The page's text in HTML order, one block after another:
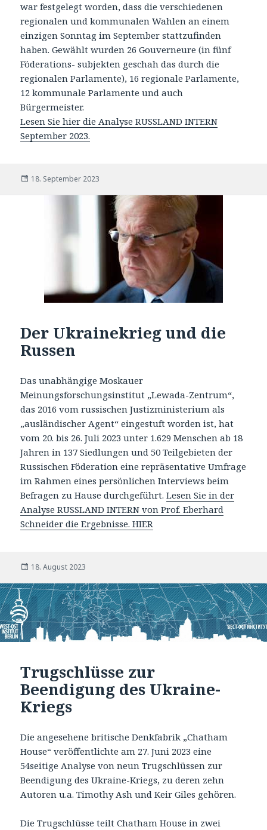
war festgelegt worden, dass die verschiedenen
regionalen und kommunalen Wahlen an einem
einzigen Sonntag im September stattzufinden
haben. Gewählt wurden 26 Gouverneure (in fünf
Föderations- subjekten geschah das durch die
regionalen Parlamente), 16 regionale Parlamente,
12 kommunale Parlamente und auch
Bürgermeister.
Lesen Sie hier die Analyse RUSSLAND INTERN
September 2023.
Veröffentlicht
18. September 2023
Der Ukrainekrieg und die
Russen
Das unabhängige Moskauer
Meinungsforschungsinstitut „Lewada-Zentrum“,
das 2016 vom russischen Justizministerium als
„ausländischer Agent“ eingestuft worden ist, hat
vom 20. bis 26. Juli 2023 unter 1.629 Menschen ab 18
Jahren in 137 Siedlungen und 50 Teilgebieten der
Russischen Föderation eine repräsentative Umfrage
im Rahmen eines persönlichen Interviews beim
Befragen zu Hause durchgeführt.Lesen Sie in der
Analyse RUSSLAND INTERN von Prof. Eberhard
Schneider die Ergebnisse. HIER
Veröffentlicht
18. August 2023
Trugschlüsse zur
Beendigung des Ukraine-
Kriegs
Die angesehene britische Denkfabrik „Chatham
House“ veröffentlichte am 27. Juni 2023 eine
54seitige Analyse von neun Trugschlüssen zur
Beendigung des Ukraine-Kriegs, zu deren zehn
Autoren u.a. Timothy Ash und Keir Giles gehören.
Die Trugschlüsse teilt Chatham House in zwei